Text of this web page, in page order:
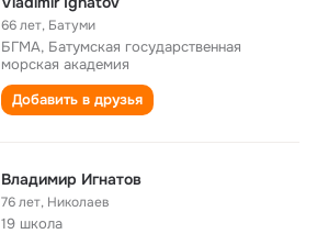
66 лет, Батуми
БГМА, Батумская государственная
морская академия
Добавить в друзья
Владимир Игнатов
76 лет, Николаев
19 школа